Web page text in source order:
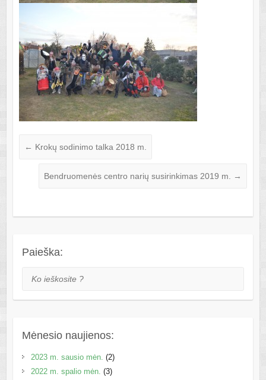
← Krokų sodinimo talka 2018 m.
Bendruomenės centro narių susirinkimas 2019 m. →
Paieška:
Ko ieškosite ?
Mėnesio naujienos:
2023 m. sausio mėn. (2)
2022 m. spalio mėn. (3)